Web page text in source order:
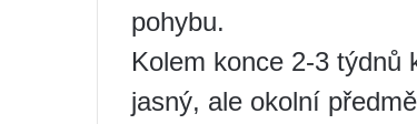
pohybu.
Kolem konce 2-3 týdnů
jasný, ale okolní